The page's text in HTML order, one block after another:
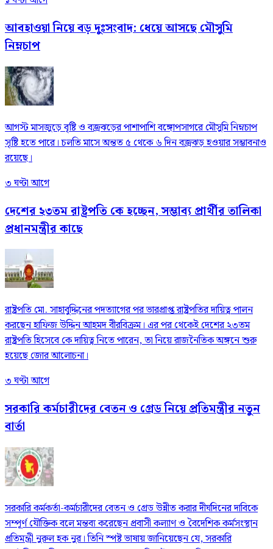
আবহাওয়া নিয়ে বড় দুঃসংবাদ: ধেয়ে আসছে মৌসুমি
নিম্নচাপ
আগস্ট মাসজুড়ে বৃষ্টি ও বজ্রঝড়ের পাশাপাশি বঙ্গোপসাগরে মৌসুমি নিম্নচাপ
সৃষ্টি হতে পারে। চলতি মাসে অন্তত ৫ থেকে ৬ দিন বজ্রঝড় হওয়ার সম্ভাবনাও
রয়েছে।
৩ ঘণ্টা আগে
দেশের ২৩তম রাষ্ট্রপতি কে হচ্ছেন, সম্ভাব্য প্রার্থীর তালিকা
প্রধানমন্ত্রীর কাছে
রাষ্ট্রপতি মো. সাহাবুদ্দিনের পদত্যাগের পর ভারপ্রাপ্ত রাষ্ট্রপতির দায়িত্ব পালন
করছেন হাফিজ উদ্দিন আহমদ বীরবিক্রম। এর পর থেকেই দেশের ২৩তম
রাষ্ট্রপতি হিসেবে কে দায়িত্ব নিতে পারেন, তা নিয়ে রাজনৈতিক অঙ্গনে শুরু
হয়েছে জোর আলোচনা।
৩ ঘণ্টা আগে
সরকারি কর্মচারীদের বেতন ও গ্রেড নিয়ে প্রতিমন্ত্রীর নতুন
বার্তা
সরকারি কর্মকর্তা-কর্মচারীদের বেতন ও গ্রেড উন্নীত করার দীর্ঘদিনের দাবিকে
সম্পূর্ণ যৌক্তিক বলে মন্তব্য করেছেন প্রবাসী কল্যাণ ও বৈদেশিক কর্মসংস্থান
প্রতিমন্ত্রী নুরুল হক নুর। তিনি স্পষ্ট ভাষায় জানিয়েছেন যে, সরকারি